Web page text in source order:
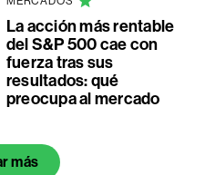
La acción más rentable
del S&P 500 cae con
fuerza tras sus
resultados: qué
preocupa al mercado
más